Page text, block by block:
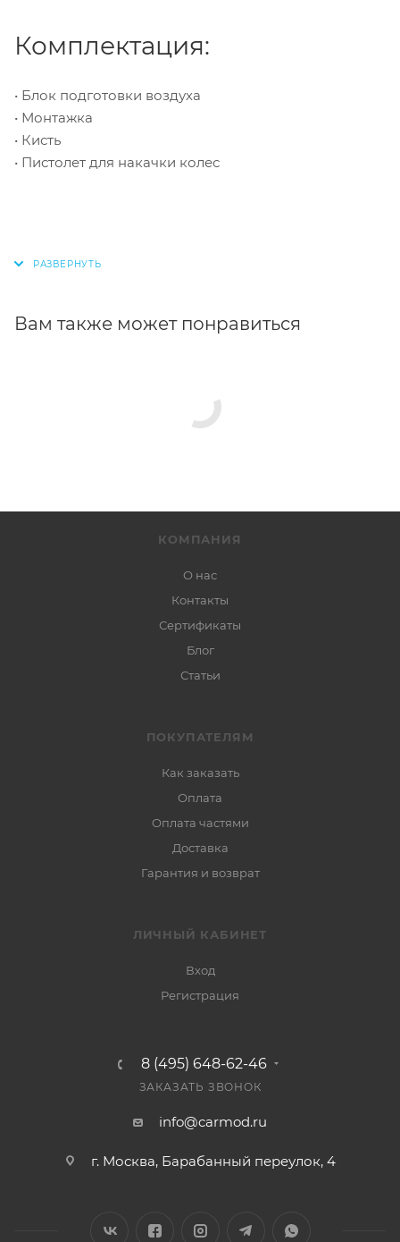
Комплектация:
• Блок подготовки воздуха
• Монтажка
• Кисть
• Пистолет для накачки колес
Вам также может понравиться
КОМПАНИЯ
О нас
Контакты
Сертификаты
Блог
Статьи
ПОКУПАТЕЛЯМ
Как заказать
Оплата
Оплата частями
Доставка
Гарантия и возврат
ЛИЧНЫЙ КАБИНЕТ
Вход
Регистрация
8 (495) 648-62-46
ЗАКАЗАТЬ ЗВОНОК
info@carmod.ru
г. Москва, Барабанный переулок, 4